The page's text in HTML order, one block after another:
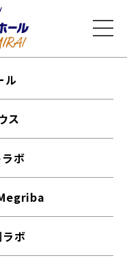
ル
ス
ボ
ボ